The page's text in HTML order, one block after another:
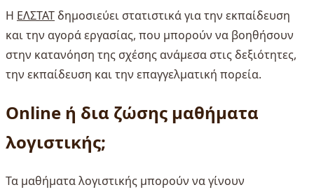
Η ΕΛΣΤΑΤ δημοσιεύει στατιστικά για την εκπαίδευση
και την αγορά εργασίας, που μπορούν να βοηθήσουν
στην κατανόηση της σχέσης ανάμεσα στις δεξιότητες,
την εκπαίδευση και την επαγγελματική πορεία.
Online ή δια ζώσης μαθήματα
λογιστικής;
Τα μαθήματα λογιστικής μπορούν να γίνουν